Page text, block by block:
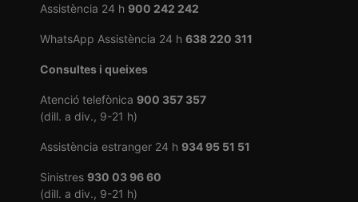
Assistència 24 h 900 242 242
WhatsApp Assistència 24 h 638 220 311
Consultes i queixes
Atenció telefònica 900 357 357
(dill. a div., 9-21 h)
Assistència estranger 24 h 934 95 51 51
Sinistres 930 03 96 60
(dill. a div., 9-21 h)